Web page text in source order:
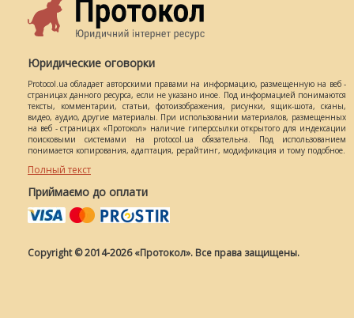
Юридические оговорки
Protocol.ua обладает авторскими правами на информацию, размещенную на веб -
страницах данного ресурса, если не указано иное. Под информацией понимаются
тексты, комментарии, статьи, фотоизображения, рисунки, ящик-шота, сканы,
видео, аудио, другие материалы. При использовании материалов, размещенных
на веб - страницах «Протокол» наличие гиперссылки открытого для индексации
поисковыми системами на protocol.ua обязательна. Под использованием
понимается копирования, адаптация, рерайтинг, модификация и тому подобное.
Полный текст
Приймаємо до оплати
Copyright © 2014-2026 «Протокол». Все права защищены.